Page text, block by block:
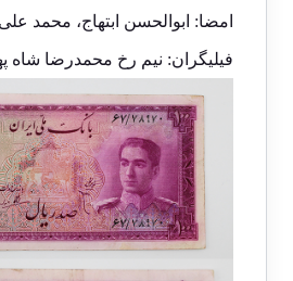
امضا: ابوالحسن ابتهاج، محمد علی
فیلیگران: نیم رخ محمدرضا شاه